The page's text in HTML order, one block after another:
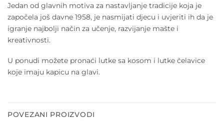
Jedan od glavnih motiva za nastavljanje tradicije koja je
započela još davne 1958, je nasmijati djecu i uvjeriti ih da je
igranje najbolji način za učenje, razvijanje mašte i
kreativnosti.
U ponudi možete pronaći lutke sa kosom i lutke čelavice
koje imaju kapicu na glavi.
POVEZANI PROIZVODI